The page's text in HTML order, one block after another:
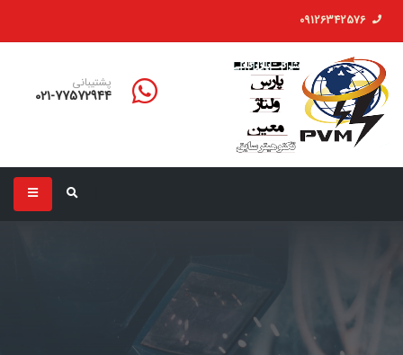
09126342576
پشتیبانی
021-77572944